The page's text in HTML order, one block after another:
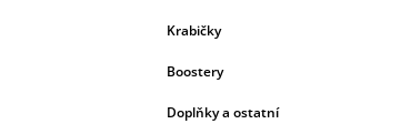
Krabičky
Boostery
Doplňky a ostatní